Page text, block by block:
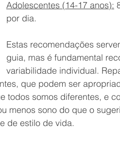
Adolescentes (14-17 anos):
por dia.
Estas recomendações
guia, mas é fundamental
variabilidade individual.
que podem ser
todos somos diferentes, e
menos sono do que o
de estilo de vida.